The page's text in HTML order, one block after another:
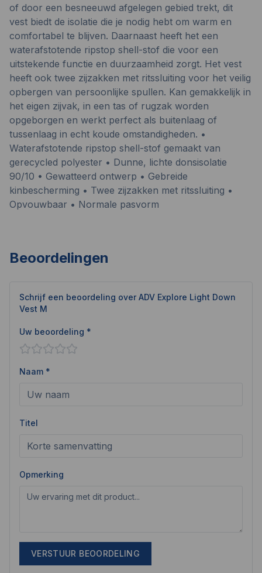
of door een besneeuwd afgelegen gebied trekt, dit
vest biedt de isolatie die je nodig hebt om warm en
comfortabel te blijven. Daarnaast heeft het een
waterafstotende ripstop shell-stof die voor een
uitstekende functie en duurzaamheid zorgt. Het vest
heeft ook twee zijzakken met ritssluiting voor het veilig
opbergen van persoonlijke spullen. Kan gemakkelijk in
het eigen zijvak, in een tas of rugzak worden
opgeborgen en werkt perfect als buitenlaag of
tussenlaag in echt koude omstandigheden. •
Waterafstotende ripstop shell-stof gemaakt van
gerecycled polyester • Dunne, lichte donsisolatie
90/10 • Gewatteerd ontwerp • Gebreide
kinbescherming • Twee zijzakken met ritssluiting •
Opvouwbaar • Normale pasvorm
Beoordelingen
Schrijf een beoordeling over ADV Explore Light Down
Vest M
Uw beoordeling *
Naam *
Titel
Opmerking
VERSTUUR BEOORDELING